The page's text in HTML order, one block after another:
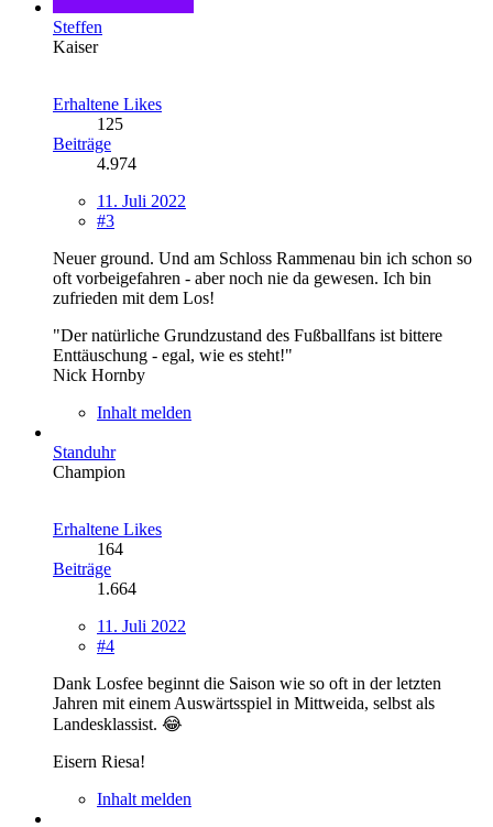
Steffen
Kaiser
Erhaltene Likes
125
Beiträge
4.974
11. Juli 2022
#3
Neuer ground. Und am Schloss Rammenau bin ich schon so
oft vorbeigefahren - aber noch nie da gewesen. Ich bin
zufrieden mit dem Los!
"Der natürliche Grundzustand des Fußballfans ist bittere
Enttäuschung - egal, wie es steht!"
Nick Hornby
Inhalt melden
Standuhr
Champion
Erhaltene Likes
164
Beiträge
1.664
11. Juli 2022
#4
Dank Losfee beginnt die Saison wie so oft in der letzten
Jahren mit einem Auswärtsspiel in Mittweida, selbst als
Landesklassist. 😂
Eisern Riesa!
Inhalt melden